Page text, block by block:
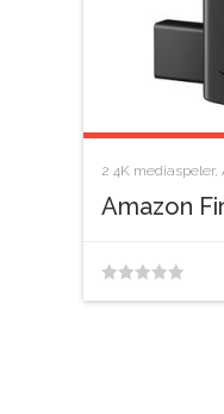
2 4K mediaspeler,
Amazon